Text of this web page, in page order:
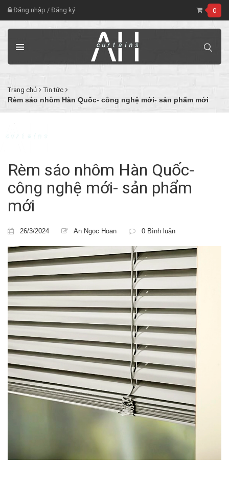
Đăng nhập / Đăng ký 0
Trang chủ Tin tức
Rèm sáo nhôm Hàn Quốc- công nghệ mới- sản phẩm mới
Rèm sáo nhôm Hàn Quốc-
công nghệ mới- sản phẩm
mới
26/3/2024 An Ngọc Hoan 0 Bình luận